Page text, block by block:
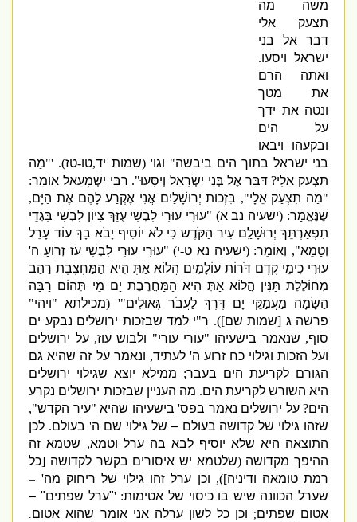
משה מה
תצעק אלי
דבר אל בני
ישראל ויסעו.
ואתה הרם
את מטך
ונטה את ידך
על הים
ובקעהו ויבאו
בני ישראל בתוך הים ביבשה"וגו ' (שמות יד ,טו-טז). '" מַה
תִּצְעַק אֵלָי?דַּבֵּר אֶל בְּנֵי יִשְׂרָאֵל וְיִסָּעוּ".רַבִּי יִשְׁמָעֵאל אוֹמֵר:
מַה תִּצְעַק אֵלָי",בִּזְכוּת יְרוּשָׁלַיִם אֲנִי אֶקְרַע לָהֶם אֶת הַיָּם,
שֶׁנֶּאֱמַר: (ישעיה נב א) "עוּרִי עוּרִי לִבְשִׁי עֻזֵּךְ צִיּוֹן לִבְשִׁי בִּגְדֵי
תִפְאַרְתֵּךְ יְרוּשָׁלִַם עִיר הַקֹּדֶש כִּי לֹא יוֹסִיף יָבֹא בָךְ עוֹד עָרֵל
וְטָמֵא",וְאוֹמֵר: (ישעיה נא ט י) "עוּרִי עוּרִי לִבְשִׁי עֹז זְרוֹעַ ה
עוּרִי כִּימֵי קֶדֶם דֹּרוֹת עוֹלָמִים הֲלוֹא אַתְּ הִיא הַמַּחְצֶבֶת רַהַב
מְחוֹלֶלֶת תַּנִּין הֲלוֹא אַתְּ הִיא הַמַּחֲרֶבֶת יָם מֵי תְּהוֹם רַבָּה
הַשָּׂמָה מַעֲמַקֵּי יָם דֶּרֶךְ לַעֲבֹר גְּאוּלִים"' (מכילתא" ויהי"
פרשה ג [שמות שם]).ר י למד שבזכות ירושלים נבקע ים
סוף,שנאמר בישעיהו"עורי עורי"ולבוש עוז,על ירושלים
ועל הזכות וגילוי כח זרוע ה 'לעתיד,ונאמר על זה שהיא גם
הגורם לקריעת הים בעבר;ממילא יוצא שגילוי ירושלים
היא השורש לקריעת הים.מה העניין שבזכות ירושלים נקרע
הים?על ירושלים נאמר בפס'בישעיהו שהיא"עיר הקדש",
שזהו גילוי של קדושה בעולם – של גילוי שם ה 'בעולם.לכן
התוצאה היא שלא יוסיף לבא בה ערל וטמא,שטמא זה
ההיפך מקדושה(שלטמא יש איסורים בקשר לקדושה[כל
רמת טומאה ודיניה]),וכן ערל זהו גילוי של ריחוק מה' –
שערל הכוונה שיש בו כיסוי של אטימות: '
" ערל שפתים" –
אטום שפתים;וכן כל לשון ערלה אני אומר שהוא אטום